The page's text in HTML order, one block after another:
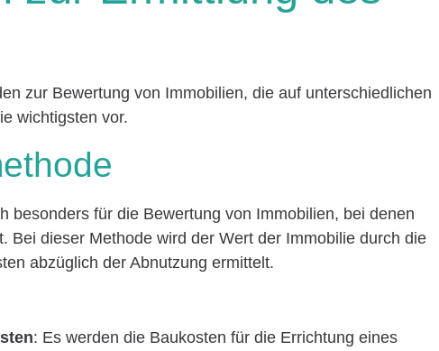
zur Bewertung von Immobilien, die auf unterschiedlichen
wichtigsten vor.
besonders für die Bewertung von Immobilien, bei denen
Bei dieser Methode wird der Wert der Immobilie durch die
abzüglich der Abnutzung ermittelt.
: Es werden die Baukosten für die Errichtung eines